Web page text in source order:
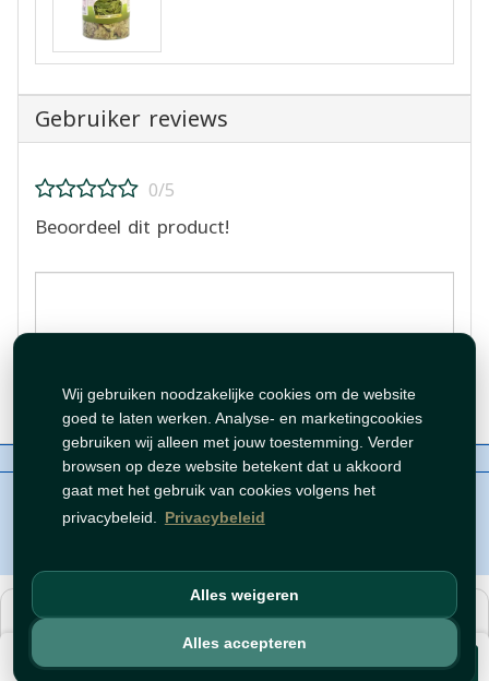
Wij gebruiken noodzakelijke cookies om de website
goed te laten werken. Analyse- en marketingcookies
gebruiken wij alleen met jouw toestemming. Verder
browsen op deze website betekent dat u akkoord
gaat met het gebruik van cookies volgens het
privacybeleid. Privacybeleid
Alles weigeren
Alles accepteren
€ 8,99 Voeg toe
Gebruiker reviews
0/5
Beoordeel dit product!
Beoordeling plaatsen
Over ons Beleid
WhatsAppen
auteursrechten©Tawfeer 2018-2026
هذا متجر جملة. الأسعار وميزات الشراء متاحة فقط للحساباتالمسجّلة
والمفعّلة
سجّل دخولأوافتح حساب .